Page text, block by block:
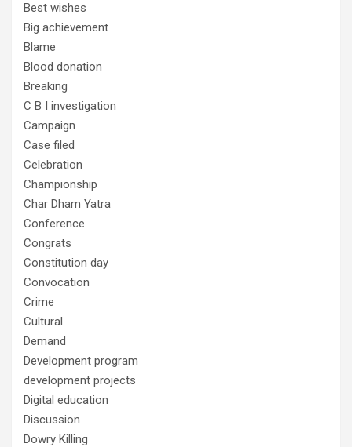
Best wishes
Big achievement
Blame
Blood donation
Breaking
C B I investigation
Campaign
Case filed
Celebration
Championship
Char Dham Yatra
Conference
Congrats
Constitution day
Convocation
Crime
Cultural
Demand
Development program
development projects
Digital education
Discussion
Dowry Killing